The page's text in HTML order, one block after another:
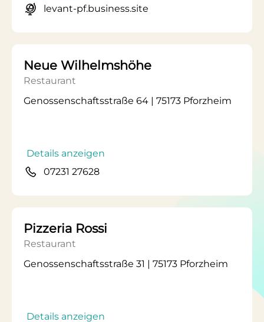
levant-pf.business.site
Neue Wilhelmshöhe
Restaurant
Genossenschaftsstraße 64 | 75173 Pforzheim
Details anzeigen
07231 27628
Pizzeria Rossi
Restaurant
Genossenschaftsstraße 31 | 75173 Pforzheim
Details anzeigen